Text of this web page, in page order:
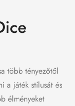
több tényezőtől
a játék stílusát és
élményeket